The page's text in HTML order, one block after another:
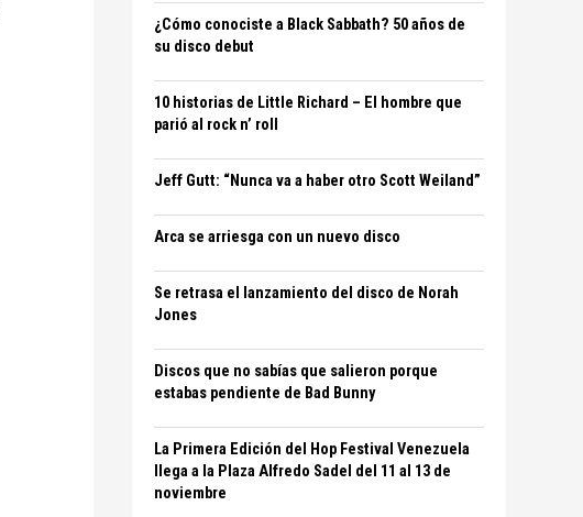
¿Cómo conociste a Black Sabbath? 50 años de
su disco debut
10 historias de Little Richard – El hombre que
parió al rock n’ roll
Jeff Gutt: “Nunca va a haber otro Scott Weiland”
Arca se arriesga con un nuevo disco
Se retrasa el lanzamiento del disco de Norah
Jones
Discos que no sabías que salieron porque
estabas pendiente de Bad Bunny
La Primera Edición del Hop Festival Venezuela
llega a la Plaza Alfredo Sadel del 11 al 13 de
noviembre